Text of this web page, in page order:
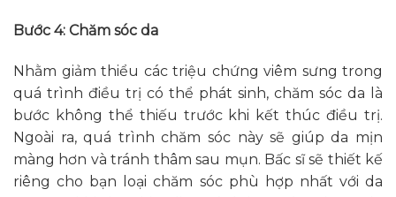
Bước 4: Chăm sóc da
Nhằm giảm thiểu các triệu chứng viêm sưng trong
quá trình điều trị có thể phát sinh, chăm sóc da là
bước không thể thiếu trước khi kết thúc điều trị.
Ngoài ra, quá trình chăm sóc này sẽ giúp da mịn
màng hơn và tránh thâm sau mụn. Bấc sĩ sẽ thiết kế
riêng cho bạn loại chăm sóc phù hợp nhất với da